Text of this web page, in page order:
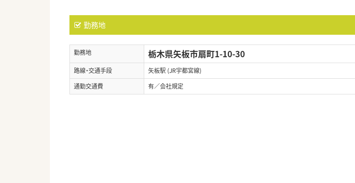
勤務地
勤務地 栃木県矢板市扇町1-10-30
路線・交通手段
矢板駅 (JR宇都宮線)
通勤交通費
有／会社規定